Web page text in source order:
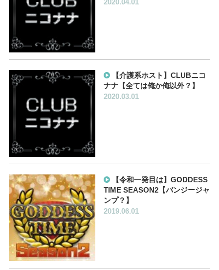
2020.04.01
【介護系ホスト】CLUBニコ
ナナ【全ては俺か俺以外？】
2020.03.01
【令和一発目は】GODDESS
TIME SEASON2【バンジージャ
ンプ？】
2019.06.01